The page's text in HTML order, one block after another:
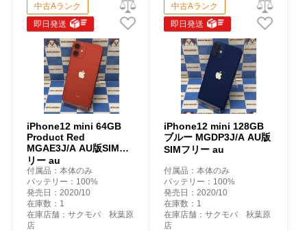
中古Aランク
即日発送
iPhone12 mini 64GB
Product Red
MGAE3J/A AU版SIMフ
リー au
付属品：本体のみ
バッテリー：100%
発売日：2020/10
在庫数：1
在庫店舗：サクモバ 秋葉原
店
中古Aランク
即日発送
iPhone12 mini 128GB
ブルー MGDP3J/A AU版
SIMフリー au
付属品：本体のみ
バッテリー：100%
発売日：2020/10
在庫数：1
在庫店舗：サクモバ 秋葉原
店